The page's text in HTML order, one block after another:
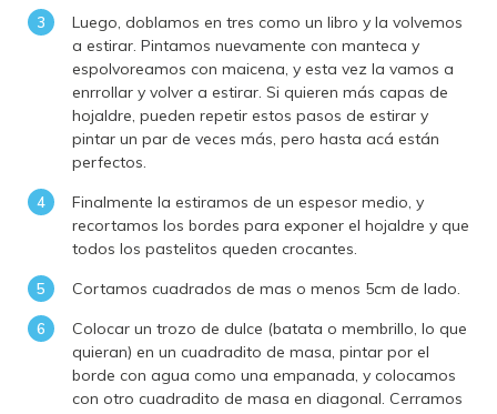
Luego, doblamos en tres como un libro y la volvemos
a estirar. Pintamos nuevamente con manteca y
espolvoreamos con maicena, y esta vez la vamos a
enrrollar y volver a estirar. Si quieren más capas de
hojaldre, pueden repetir estos pasos de estirar y
pintar un par de veces más, pero hasta acá están
perfectos.
Finalmente la estiramos de un espesor medio, y
recortamos los bordes para exponer el hojaldre y que
todos los pastelitos queden crocantes.
Cortamos cuadrados de mas o menos 5cm de lado.
Colocar un trozo de dulce (batata o membrillo, lo que
quieran) en un cuadradito de masa, pintar por el
borde con agua como una empanada, y colocamos
con otro cuadradito de masa en diagonal. Cerramos